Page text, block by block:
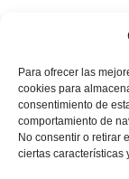
Para ofrecer las
cookies para
consentimiento de
comportamiento de
No consentir o retirar
ciertas características
Javier
MIÉRCOLES, 08